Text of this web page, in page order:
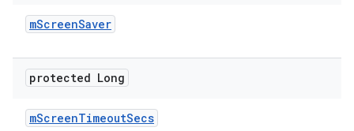
mScreenSaver
protected Long
mScreenTimeoutSecs